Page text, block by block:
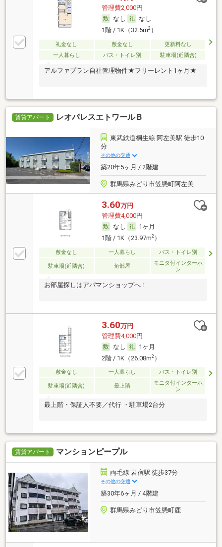
管理費2,000円
なし
なし
1階 / 1K（32.5m2）
礼金なし 敷金なし
更新料なし
一人暮らし
バス・トイレ別 駐車場(近隣含)
アルファプラン自社管理物件★フリーレント1ヶ月★
賃貸アパート レオパレスエトワールＢ
東武鉄道桐生線 阿左美駅 徒歩10
分
その他の交通
築20年5ヶ月 / 2階建
群馬県みどり市笠懸町阿左美
3.60万円
管理費4,000円
なし
1ヶ月
1階 / 1K（23.97m2）
敷金なし 一人暮らし バス・トイレ別
駐車場(近隣含) 角部屋
モニタ付インターホ
ン
お部屋探しはアパマンショップへ！
3.60万円
管理費4,000円
なし
1ヶ月
2階 / 1K（26.08m2）
敷金なし 一人暮らし バス・トイレ別
駐車場(近隣含) 最上階
モニタ付インターホ
ン
最上階・保証人不要／代行 ・駐車場2台分
賃貸アパート マンションピープル
両毛線 岩宿駅 徒歩37分
その他の交通
築30年6ヶ月 / 4階建
群馬県みどり市笠懸町鹿